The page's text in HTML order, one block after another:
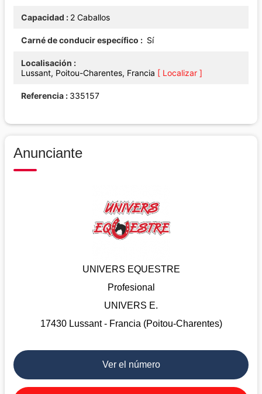
Capacidad 2 Caballos
Carné de conducir específico Sí
Localisación
Lussant, Poitou-Charentes, Francia [ Localizar ]
Referencia 335157
Anunciante
UNIVERS EQUESTRE
Profesional
UNIVERS E.
17430 Lussant - Francia (Poitou-Charentes)
Ver el número